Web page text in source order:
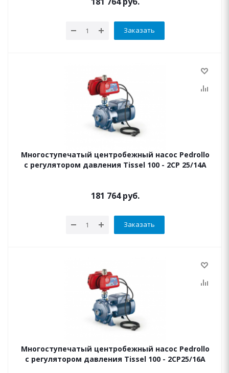
Заказать
Многоступечатый центробежный насос Pedrollo
с регулятором давления Tissel 100 - 2CP 25/14A
181 764руб.
Заказать
Многоступечатый центробежный насос Pedrollo
с регулятором давления Tissel 100 - 2CP25/16A